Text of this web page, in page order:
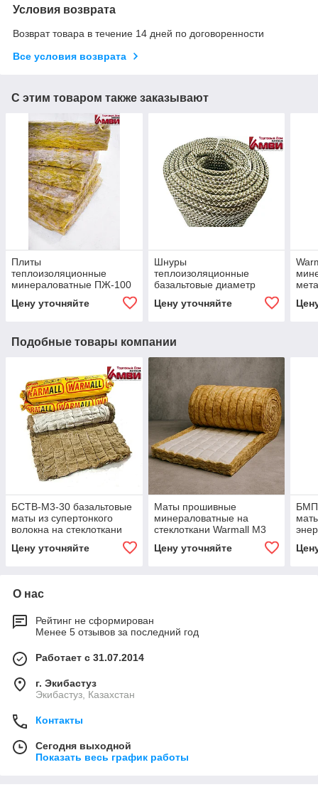
Условия возврата
Возврат товара в течение 14 дней по договоренности
Все условия возврата
С этим товаром также заказывают
Плиты
теплоизоляционные
минераловатные ПЖ-100
Цену уточняйте
Шнуры
теплоизоляционные
базальтовые диаметр
Цену уточняйте
Подобные товары компании
БСТВ-М3-30 базальтовые
маты из супертонкого
волокна на стеклоткани
Цену уточняйте
Маты прошивные
минераловатные на
стеклоткани Warmall М3
Цену уточняйте
О нас
Рейтинг не сформирован
Менее 5 отзывов за последний год
Работает с 31.07.2014
г. Экибастуз
Экибастуз, Казахстан
Контакты
Сегодня выходной
Показать весь график работы